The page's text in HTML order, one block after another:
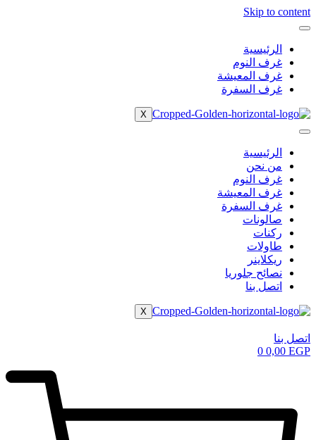
Skip to content
الرئيسية
غرف النوم
غرف المعيشة
غرف السفرة
X
الرئيسية
من نحن
غرف النوم
غرف المعيشة
غرف السفرة
صالونات
ركنات
طاولات
ريكلاينر
نصائح جلوريا
اتصل بنا
X
اتصل بنا
0,00 EGP
0